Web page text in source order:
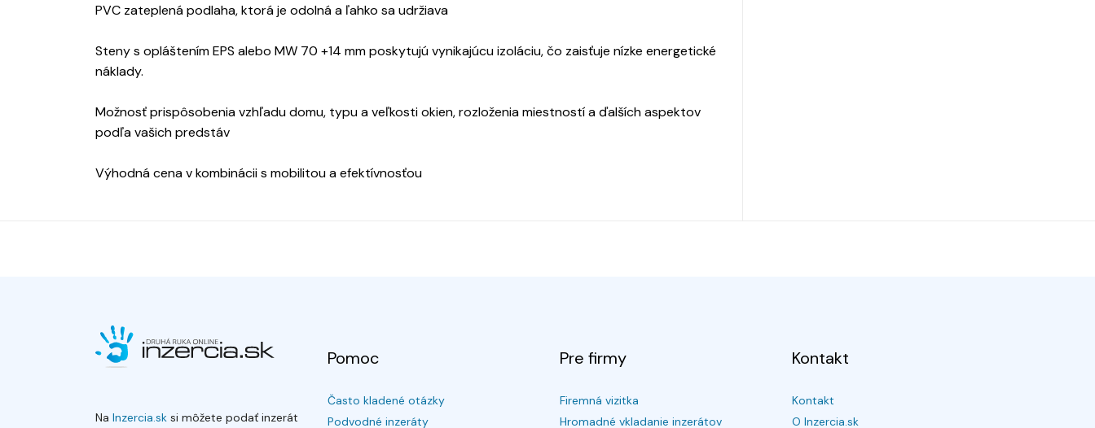
PVC zateplená podlaha, ktorá je odolná a ľahko sa udržiava
Steny s opláštením EPS alebo MW 70 +14 mm poskytujú vynikajúcu izoláciu, čo zaisťuje nízke energetické
náklady.
Možnosť prispôsobenia vzhľadu domu, typu a veľkosti okien, rozloženia miestností a ďalších aspektov
podľa vašich predstáv
Výhodná cena v kombinácii s mobilitou a efektívnosťou
Na Inzercia.sk si môžete podať inzerát
Pomoc
Často kladené otázky
Podvodné inzeráty
Pre firmy
Firemná vizitka
Hromadné vkladanie inzerátov
Kontakt
Kontakt
O Inzercia.sk